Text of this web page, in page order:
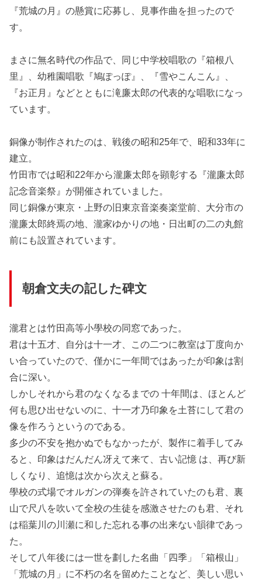
『荒城の月』の懸賞に応募し、見事作曲を担ったので
す。
まさに無名時代の作品で、同じ中学校唱歌の『箱根八
里』、幼稚園唱歌『鳩ぽっぽ』、『雪やこんこん』、
『お正月』などとともに滝廉太郎の代表的な唱歌になっ
ています。
銅像が制作されたのは、戦後の昭和25年で、昭和33年に
建立。
竹田市では昭和22年から瀧廉太郎を顕彰する『瀧廉太郎
記念音楽祭』が開催されていました。
同じ銅像が東京・上野の旧東京音楽奏楽堂前、大分市の
瀧廉太郎終焉の地、瀧家ゆかりの地・日出町の二の丸館
前にも設置されています。
朝倉文夫の記した碑文
瀧君とは竹田高等小學校の同窓であった。
君は十五才、自分は十一才、この二つに教室は丁度向か
い合っていたので、僅かに一年間ではあったが印象は割
合に深い。
しかしそれから君のなくなるまでの 十年間は、ほとんど
何も思ひ出せないのに、十一才乃印象を土苔にして君の
像を作ろうというのである。
多少の不安を抱かぬでもなかったが、製作に着手してみ
ると、印象はだんだん冴えて来て、古い記憶 は、再び新
しくなり、追憶は次から次えと蘇る。
學校の式場でオルガンの弾奏を許されていたのも君、裏
山で尺八を吹いて全校の生徒を感激させたのも君、それ
は稲葉川の川瀬に和した忘れる事の出来ない韻律であっ
た。
そして八年後には一世を劃した名曲「四季」「箱根山」
「荒城の月」に不朽の名を留めたことなど、美しい思い